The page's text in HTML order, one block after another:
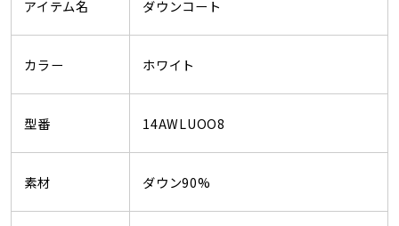
アイテム名 ダウンコート
カラー ホワイト
型番 14AWLUOO8
素材 ダウン90%